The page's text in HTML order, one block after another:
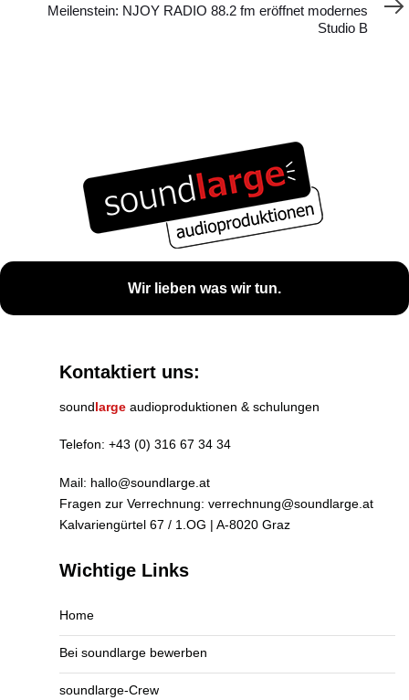
Meilenstein: NJOY RADIO 88.2 fm eröffnet modernes
Studio B
Wir lieben was wir tun.
Kontaktiert uns:
soundlarge audioproduktionen & schulungen
Telefon: +43 (0) 316 67 34 34
Mail: hallo@soundlarge.at
Fragen zur Verrechnung: verrechnung@soundlarge.at
Kalvariengürtel 67 / 1.OG | A-8020 Graz
Wichtige Links
Home
Bei soundlarge bewerben
soundlarge-Crew